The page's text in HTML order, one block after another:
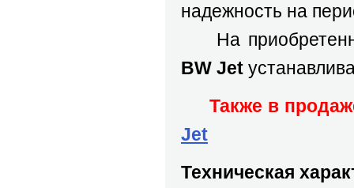
надежность на
На
BW Jet
Также в
Jet
Техническая